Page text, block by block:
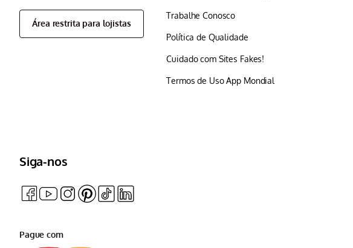
Área restrita para lojistas
Trabalhe Conosco
Política de Qualidade
Cuidado com Sites Fakes!
Termos de Uso App Mondial
Siga-nos
Pague com